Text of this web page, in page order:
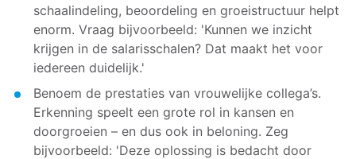
schaalindeling, beoordeling en groeistructuur helpt
enorm. Vraag bijvoorbeeld: 'Kunnen we inzicht
krijgen in de salarisschalen? Dat maakt het voor
iedereen duidelijk.'
Benoem de prestaties van vrouwelijke collega’s.
Erkenning speelt een grote rol in kansen en
doorgroeien – en dus ook in beloning. Zeg
bijvoorbeeld: 'Deze oplossing is bedacht door